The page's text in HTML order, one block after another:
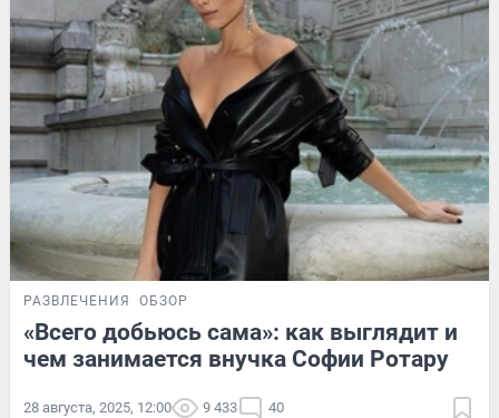
РАЗВЛЕЧЕНИЯ ОБЗОР
«Всего добьюсь сама»: как выглядит и
чем занимается внучка Софии Ротару
28 августа, 2025, 12:00 9 433 40